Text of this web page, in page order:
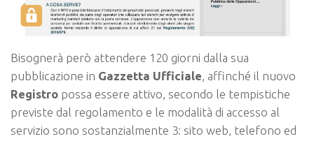
Bisognerà però attendere 120 giorni dalla sua
pubblicazione in Gazzetta Ufficiale, affinché il nuovo
Registro possa essere attivo, secondo le tempistiche
previste dal regolamento e le modalità di accesso al
servizio sono sostanzialmente 3: sito web, telefono ed